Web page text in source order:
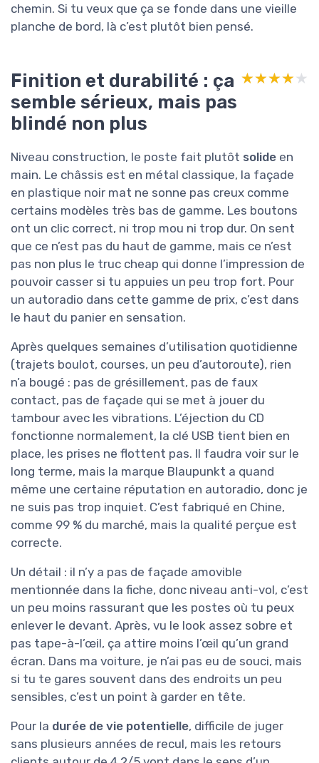
chemin. Si tu veux que ça se fonde dans une vieille
planche de bord, là c’est plutôt bien pensé.
Finition et durabilité : ça
semble sérieux, mais pas
blindé non plus
★★★★★
★★★★★
Niveau construction, le poste fait plutôt solide en
main. Le châssis est en métal classique, la façade
en plastique noir mat ne sonne pas creux comme
certains modèles très bas de gamme. Les boutons
ont un clic correct, ni trop mou ni trop dur. On sent
que ce n’est pas du haut de gamme, mais ce n’est
pas non plus le truc cheap qui donne l’impression de
pouvoir casser si tu appuies un peu trop fort. Pour
un autoradio dans cette gamme de prix, c’est dans
le haut du panier en sensation.
Après quelques semaines d’utilisation quotidienne
(trajets boulot, courses, un peu d’autoroute), rien
n’a bougé : pas de grésillement, pas de faux
contact, pas de façade qui se met à jouer du
tambour avec les vibrations. L’éjection du CD
fonctionne normalement, la clé USB tient bien en
place, les prises ne flottent pas. Il faudra voir sur le
long terme, mais la marque Blaupunkt a quand
même une certaine réputation en autoradio, donc je
ne suis pas trop inquiet. C’est fabriqué en Chine,
comme 99 % du marché, mais la qualité perçue est
correcte.
Un détail : il n’y a pas de façade amovible
mentionnée dans la fiche, donc niveau anti-vol, c’est
un peu moins rassurant que les postes où tu peux
enlever le devant. Après, vu le look assez sobre et
pas tape-à-l’œil, ça attire moins l’œil qu’un grand
écran. Dans ma voiture, je n’ai pas eu de souci, mais
si tu te gares souvent dans des endroits un peu
sensibles, c’est un point à garder en tête.
Pour la durée de vie potentielle, difficile de juger
sans plusieurs années de recul, mais les retours